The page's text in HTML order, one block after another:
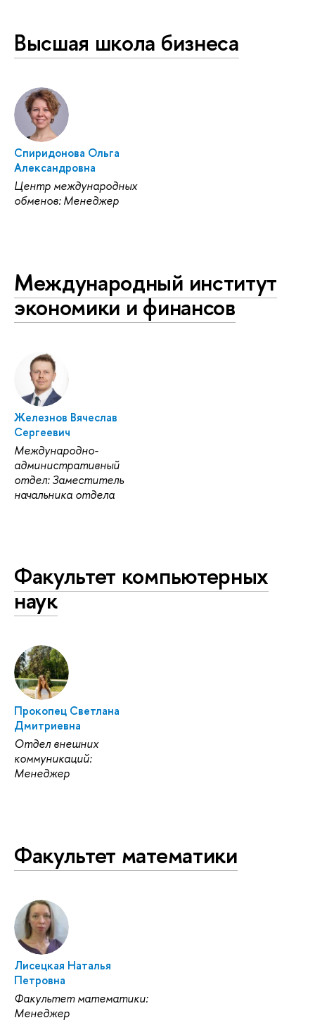
Высшая школа бизнеса
Спиридонова Ольга
Александровна
Центр международных
обменов: Менеджер
Международный институт
экономики и финансов
Железнов Вячеслав
Сергеевич
Международно-
административный
отдел: Заместитель
начальника отдела
Факультет компьютерных
наук
Прокопец Светлана
Дмитриевна
Отдел внешних
коммуникаций:
Менеджер
Факультет математики
Лисецкая Наталья
Петровна
Факультет математики:
Менеджер